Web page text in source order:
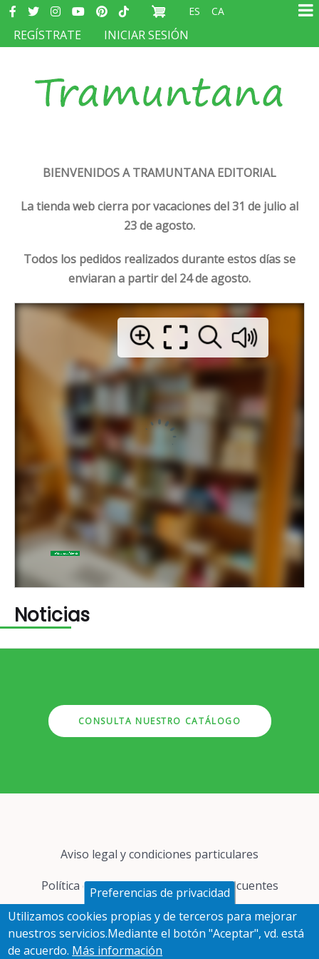
Pasar
contenido
Redes
sociales
ES CA
MENÚ
DEL
D'USUARI
REGÍSTRATE INICIAR SESIÓN
BIENVENIDOS A TRAMUNTANA EDITORIAL
La tienda web cierra por vacaciones del 31 de julio al
23 de agosto.
Todos los pedidos realizados durante estos días se
enviaran a partir del 24 de agosto.
Noticias
CONSULTA NUESTRO CATÁLOGO
página
Aviso legal y condiciones particulares
Política de cookies
Preguntas frecuentes
Protección de datos
Preferencias de privacidad
Utilizamos cookies propias y de terceros para mejorar
nuestros servicios.Mediante el botón "Aceptar", vd. está
de acuerdo. Más información